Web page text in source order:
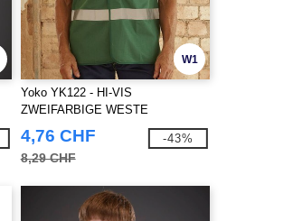
W1
Yoko YK122 - HI-VIS
ZWEIFARBIGE WESTE
4,76 CHF
8,29 CHF
-43%